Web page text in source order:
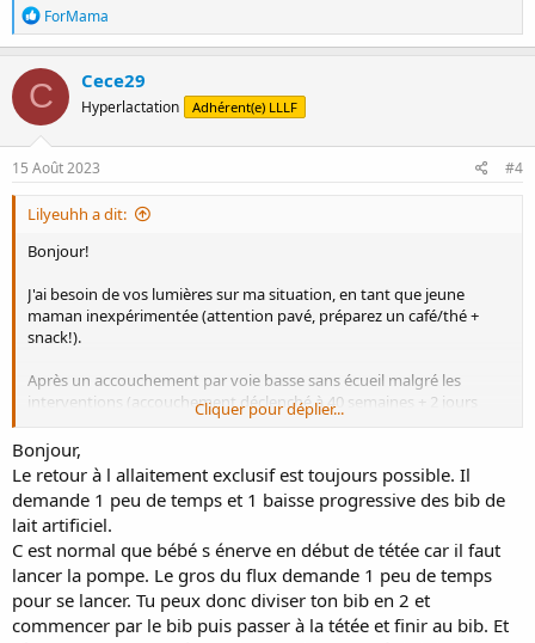
R
é
a
c
t
i
o
n
s
ForMama
C Cece29
Hyperlactation Adhérent(e) LLLF
15 Août 2023 #4
Lilyeuhh a dit:
Bonjour!
J'ai besoin de vos lumières sur ma situation, en tant que jeune
maman inexpérimentée (attention pavé, préparez un café/thé +
snack!).
Après un accouchement par voie basse sans écueil malgré les
interventions (accouchement déclenché à 40 semaines + 2 jours
pour raison médicale avec tampon prostaglandines puis
décollement membranes puis ocytocine, péridurale), mon bébé
(poids de naissance normal) a eu la tétée d'accueil et a été allaitée au
sein jusqu'à notre retour de maternité. Au fil des tétées, mes
mamelons sont devenus très douloureux (durant toute la tétée, pas
uniquement au début), la peau était à vif et saignait, malgré les
différentes sages-femmes de la maternité qui n'ont rien trouvé à
redire (position, rien sur un éventuel frein langue, ...), utilisation du
lait, lanoline et acide hyaluronique pour cicatriser les plaies, et bébé
qui avait l'air d'être satisfaite (n'a perdu que 85g à la sortie de
maternité).
Cliquer pour déplier...
Bonjour,
Le retour à l allaitement exclusif est toujours possible. Il
demande 1 peu de temps et 1 baisse progressive des bib de
lait artificiel.
C est normal que bébé s énerve en début de tétée car il faut
lancer la pompe. Le gros du flux demande 1 peu de temps
pour se lancer. Tu peux donc diviser ton bib en 2 et
commencer par le bib puis passer à la tétée et finir au bib. Et